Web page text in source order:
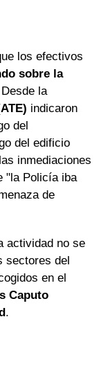
los efectivos
sobre la
la
indicaron
del
del edificio
inmediaciones
"la Policía iba
de
actividad no se
sectores del
en el
Caputo
.